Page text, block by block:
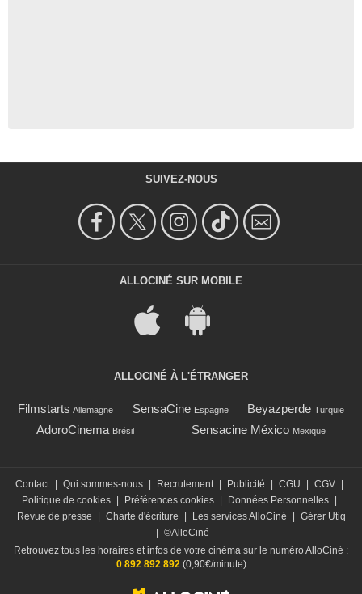
SUIVEZ-NOUS
ALLOCINÉ SUR MOBILE
ALLOCINÉ À L'ÉTRANGER
Filmstarts Allemagne SensaCine Espagne Beyazperde Turquie
AdoroCinema Brésil Sensacine México Mexique
Contact | Qui sommes-nous | Recrutement | Publicité | CGU | CGV |
Politique de cookies | Préférences cookies | Données Personnelles |
Revue de presse
| Charte d'écriture | Les services AlloCiné | Gérer Utiq
| ©AlloCiné
Retrouvez tous les horaires et infos de votre cinéma sur le numéro AlloCiné :
0 892 892 892 (0,90€/minute)